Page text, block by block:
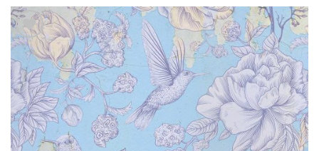
Add to
wishlist